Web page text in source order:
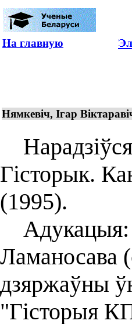
На главную
Нямкевіч, Ігар
Гісторык.
(1995).
Адукацыя:
Ламаносава
дзяржаўны
"Гісторыя